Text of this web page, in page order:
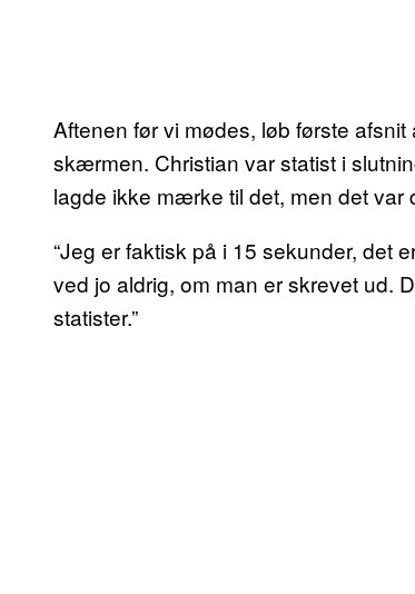
Aftenen før vi mødes, løb første afsnit
skærmen. Christian var statist i
lagde ikke mærke til det, men det var
“Jeg er faktisk på i 15 sekunder, det
ved jo aldrig, om man er skrevet ud.
statister.”